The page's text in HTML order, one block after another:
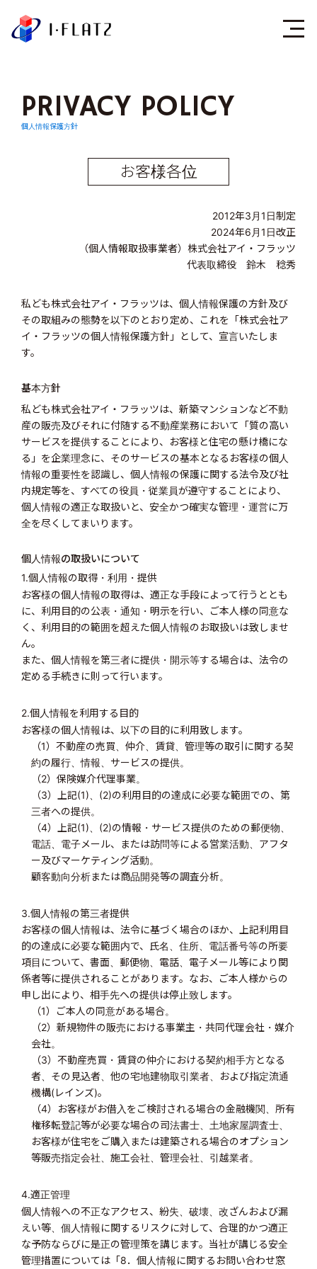
PRIVACY POLICY
個人情報保護方針
お客様各位
2012年3月1日制定
2024年6月1日改正
（個人情報取扱事業者）株式会社アイ・フラッツ
代表取締役 鈴木 稔秀
私ども株式会社アイ・フラッツは、個人情報保護の方針及び
その取組みの態勢を以下のとおり定め、これを「株式会社ア
イ・フラッツの個人情報保護方針」として、宣言いたしま
す。
基本方針
私ども株式会社アイ・フラッツは、新築マンションなど不動
産の販売及びそれに付随する不動産業務において「質の高い
サービスを提供することにより、お客様と住宅の懸け橋にな
る」を企業理念に、そのサービスの基本となるお客様の個人
情報の重要性を認識し、個人情報の保護に関する法令及び社
内規定等を、すべての役員・従業員が遵守することにより、
個人情報の適正な取扱いと、安全かつ確実な管理・運営に万
全を尽くしてまいります。
個人情報の取扱いについて
1.個人情報の取得・利用・提供
お客様の個人情報の取得は、適正な手段によって行うととも
に、利用目的の公表・通知・明示を行い、ご本人様の同意な
く、利用目的の範囲を超えた個人情報のお取扱いは致しませ
ん。
また、個人情報を第三者に提供・開示等する場合は、法令の
定める手続きに則って行います。
2.個人情報を利用する目的
お客様の個人情報は、以下の目的に利用致します。
（1）不動産の売買、仲介、賃貸、管理等の取引に関する契
約の履行、情報、サービスの提供。
（2）保険媒介代理事業。
（3）上記(1)、(2)の利用目的の達成に必要な範囲での、第
三者への提供。
（4）上記(1)、(2)の情報・サービス提供のための郵便物、
電話、電子メール、または訪問等による営業活動、アフタ
ー及びマーケティング活動。
顧客動向分析または商品開発等の調査分析。
3.個人情報の第三者提供
お客様の個人情報は、法令に基づく場合のほか、上記利用目
的の達成に必要な範囲内で、氏名、住所、電話番号等の所要
項目について、書面、郵便物、電話、電子メール等により関
係者等に提供されることがあります。なお、ご本人様からの
申し出により、相手先への提供は停止致します。
（1）ご本人の同意がある場合。
（2）新規物件の販売における事業主・共同代理会社・媒介
会社。
（3）不動産売買・賃貸の仲介における契約相手方となる
者、その見込者、他の宅地建物取引業者、および指定流通
機構(レインズ)。
（4）お客様がお借入をご検討される場合の金融機関、所有
権移転登記等が必要な場合の司法書士、土地家屋調査士、
お客様が住宅をご購入または建築される場合のオプション
等販売指定会社、施工会社、管理会社、引越業者。
4.適正管理
個人情報への不正なアクセス、紛失、破壊、改ざんおよび漏
えい等、個人情報に関するリスクに対して、合理的かつ適正
な予防ならびに是正の管理策を講じます。当社が講じる安全
管理措置については「8．個人情報に関するお問い合わせ窓